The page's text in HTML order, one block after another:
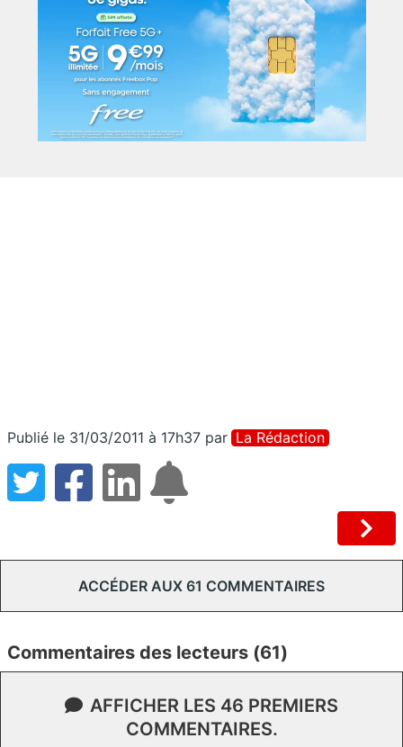
Publié le 31/03/2011 à 17h37 par La Rédaction
ACCÉDER AUX 61 COMMENTAIRES
Commentaires des lecteurs (61)
AFFICHER LES 46 PREMIERS
COMMENTAIRES.